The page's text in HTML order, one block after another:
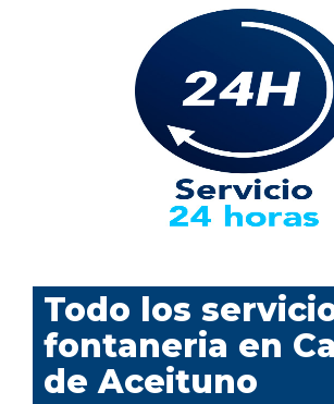
Todo los
fontaneria en
de Aceituno